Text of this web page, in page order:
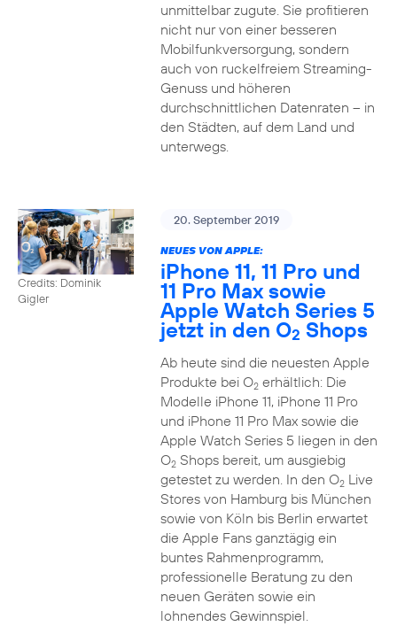
unmittelbar zugute. Sie profitieren
nicht nur von einer besseren
Mobilfunkversorgung, sondern
auch von ruckelfreiem Streaming-
Genuss und höheren
durchschnittlichen Datenraten – in
den Städten, auf dem Land und
unterwegs.
Credits: Dominik
Gigler
20. September 2019
NEUES VON APPLE:
iPhone 11, 11 Pro und
11 Pro Max sowie
Apple Watch Series 5
jetzt in den O2 Shops
Ab heute sind die neuesten Apple
Produkte bei O2erhältlich: Die
Modelle iPhone 11, iPhone 11 Pro
und iPhone 11 Pro Max sowie die
Apple Watch Series 5 liegen in den
O2Shops bereit, um ausgiebig
getestet zu werden. In den O2Live
Stores von Hamburg bis München
sowie von Köln bis Berlin erwartet
die Apple Fans ganztägig ein
buntes Rahmenprogramm,
professionelle Beratung zu den
neuen Geräten sowie ein
lohnendes Gewinnspiel.